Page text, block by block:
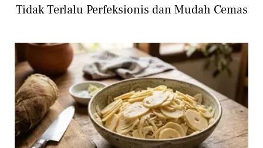
Tidak Terlalu Perfeksionis dan Mudah Cemas